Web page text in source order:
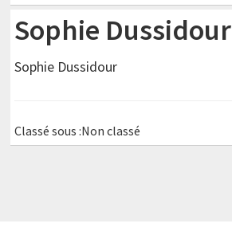
Sophie Dussidour
Sophie Dussidour
Classé sous :Non classé